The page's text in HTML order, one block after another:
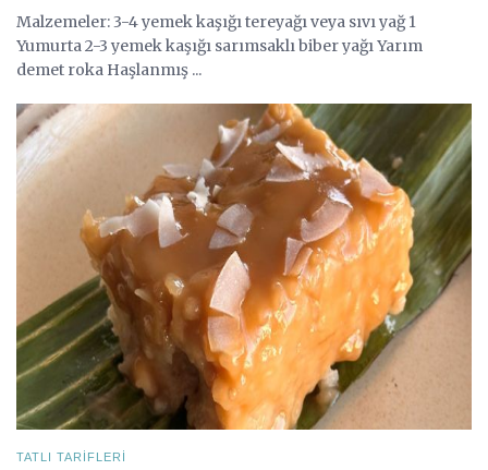
Malzemeler: 3-4 yemek kaşığı tereyağı veya sıvı yağ 1
Yumurta 2-3 yemek kaşığı sarımsaklı biber yağı Yarım
demet roka Haşlanmış ...
TATLI TARIFLERI